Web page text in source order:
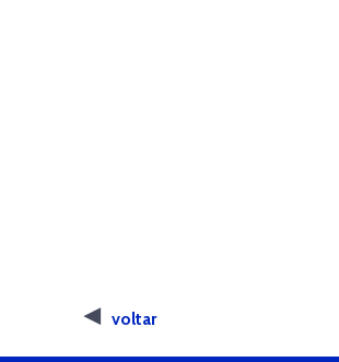
voltar